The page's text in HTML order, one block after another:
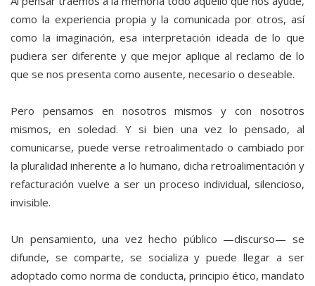
como la experiencia propia y la comunicada por otros, así
como la imaginación, esa interpretación ideada de lo que
pudiera ser diferente y que mejor aplique al reclamo de lo
que se nos presenta como ausente, necesario o deseable.
Pero pensamos en nosotros mismos y con nosotros
mismos, en soledad. Y si bien una vez lo pensado, al
comunicarse, puede verse retroalimentado o cambiado por
la pluralidad inherente a lo humano, dicha retroalimentación y
refacturación vuelve a ser un proceso individual, silencioso,
invisible.
Un pensamiento, una vez hecho público —discurso— se
difunde, se comparte, se socializa y puede llegar a ser
adoptado como norma de conducta, principio ético, mandato